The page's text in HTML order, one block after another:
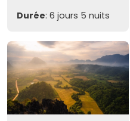
Durée: 6 jours 5 nuits